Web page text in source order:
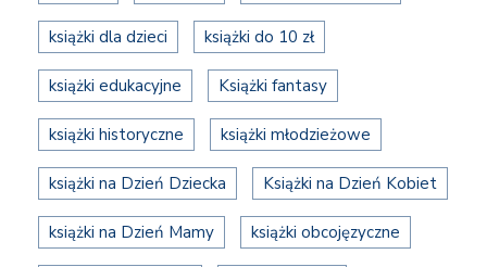
książki dla dzieci książki do 10 zł
książki edukacyjne Książki fantasy
książki historyczne książki młodzieżowe
książki na Dzień Dziecka Książki na Dzień Kobiet
książki na Dzień Mamy książki obcojęzyczne